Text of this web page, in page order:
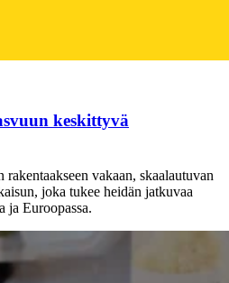
keskittyvä
vakaan, skaalautuvan
joka tukee heidän jatkuvaa
ja Euroopassa.